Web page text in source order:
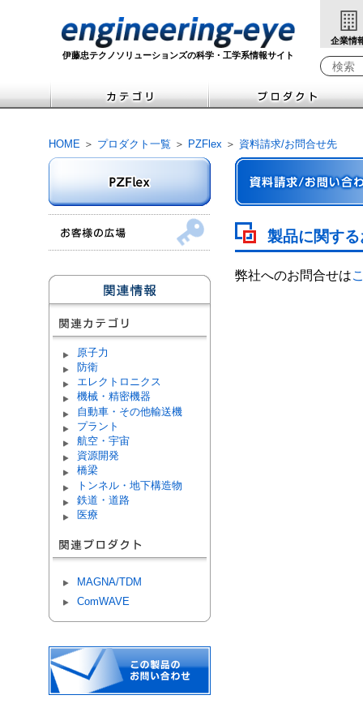
伊藤忠テクノソリューションズの科学・工学系情報サイト
企業情
検索キ
HOME ＞ プロダクト一覧 ＞ PZFlex ＞ 資料請求/お問合せ先
原子力
防衛
エレクトロニクス
機械・精密機器
自動車・その他輸送機
プラント
航空・宇宙
資源開発
橋梁
トンネル・地下構造物
鉄道・道路
医療
MAGNA/TDM
ComWAVE
製品に関す
弊社へのお問合せは